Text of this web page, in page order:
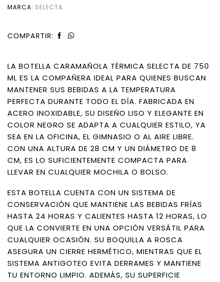
MARCA: SELECTA
COMPARTIR:
LA BOTELLA CARAMAÑOLA TÉRMICA SELECTA DE 750
ML ES LA COMPAÑERA IDEAL PARA QUIENES BUSCAN
MANTENER SUS BEBIDAS A LA TEMPERATURA
PERFECTA DURANTE TODO EL DÍA. FABRICADA EN
ACERO INOXIDABLE, SU DISEÑO LISO Y ELEGANTE EN
COLOR NEGRO SE ADAPTA A CUALQUIER ESTILO, YA
SEA EN LA OFICINA, EL GIMNASIO O AL AIRE LIBRE.
CON UNA ALTURA DE 28 CM Y UN DIÁMETRO DE 8
CM, ES LO SUFICIENTEMENTE COMPACTA PARA
LLEVAR EN CUALQUIER MOCHILA O BOLSO.
ESTA BOTELLA CUENTA CON UN SISTEMA DE
CONSERVACIÓN QUE MANTIENE LAS BEBIDAS FRÍAS
HASTA 24 HORAS Y CALIENTES HASTA 12 HORAS, LO
QUE LA CONVIERTE EN UNA OPCIÓN VERSÁTIL PARA
CUALQUIER OCASIÓN. SU BOQUILLA A ROSCA
ASEGURA UN CIERRE HERMÉTICO, MIENTRAS QUE EL
SISTEMA ANTIGOTEO EVITA DERRAMES Y MANTIENE
TU ENTORNO LIMPIO. ADEMÁS, SU SUPERFICIE